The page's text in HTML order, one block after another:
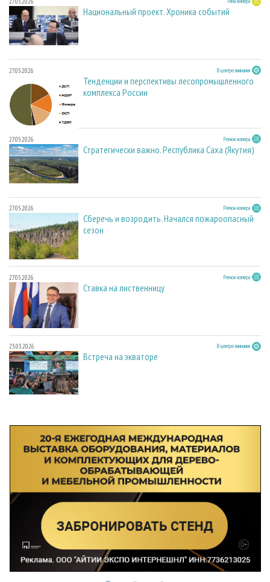
Национальный проект. Хроника событий
27.05.2026 В центре внимания
Тенденции и перспективы лесопромышленного
комплекса России
27.05.2026 Регион номера
Стратегически важно. Республика Саха (Якутия)
27.05.2026 Регион номера
Сберечь и возродить. Начался пожароопасный
сезон
27.05.2026 Регион номера
Ставка на лиственницу
23.03.2026 В центре внимания
Встреча на экваторе